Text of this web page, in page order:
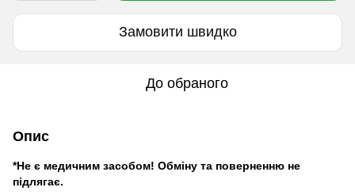
Замовити швидко
До обраного
Опис
*Не є медичним засобом! Обміну та поверненню не
підлягає.